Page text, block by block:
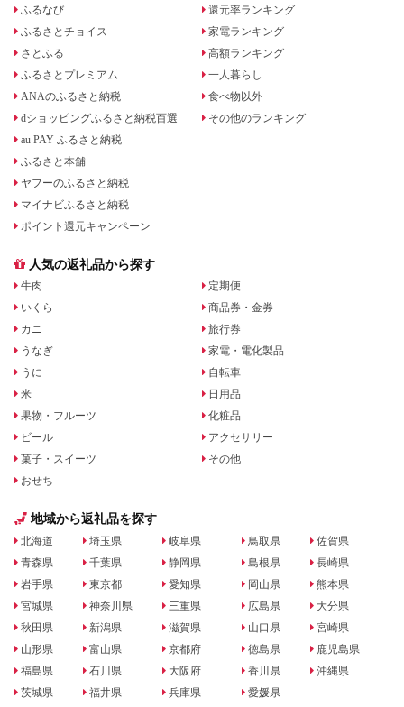
ふるなび
ふるさとチョイス
さとふる
ふるさとプレミアム
ANAのふるさと納税
dショッピングふるさと納税百選
au PAY ふるさと納税
ふるさと本舗
ヤフーのふるさと納税
マイナビふるさと納税
ポイント還元キャンペーン
還元率ランキング
家電ランキング
高額ランキング
一人暮らし
食べ物以外
その他のランキング
人気の返礼品から探す
牛肉
いくら
カニ
うなぎ
うに
米
果物・フルーツ
ビール
菓子・スイーツ
おせち
定期便
商品券・金券
旅行券
家電・電化製品
自転車
日用品
化粧品
アクセサリー
その他
地域から返礼品を探す
北海道
青森県
岩手県
宮城県
秋田県
山形県
福島県
茨城県
埼玉県
千葉県
東京都
神奈川県
新潟県
富山県
石川県
福井県
岐阜県
静岡県
愛知県
三重県
滋賀県
京都府
大阪府
兵庫県
鳥取県
島根県
岡山県
広島県
山口県
徳島県
香川県
愛媛県
佐賀県
長崎県
熊本県
大分県
宮崎県
鹿児島県
沖縄県